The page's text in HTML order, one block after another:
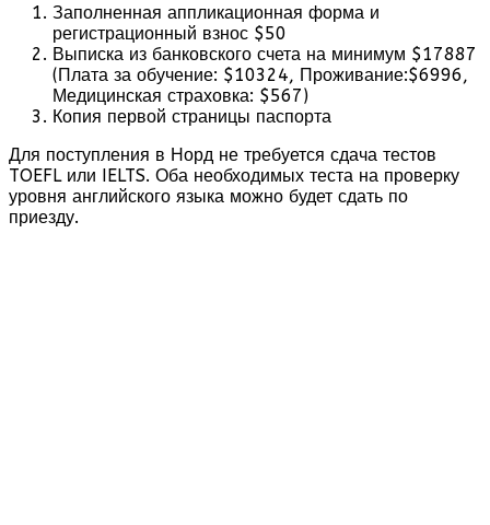
Заполненная аппликационная форма и
регистрационный взнос $50
Выписка из банковского счета на минимум $17887
(Плата за обучение: $10324, Проживание:$6996,
Медицинская страховка: $567)
Копия первой страницы паспорта
Для поступления в Норд не требуется сдача тестов
TOEFL или IELTS. Оба необходимых теста на проверку
уровня английского языка можно будет сдать по
приезду.